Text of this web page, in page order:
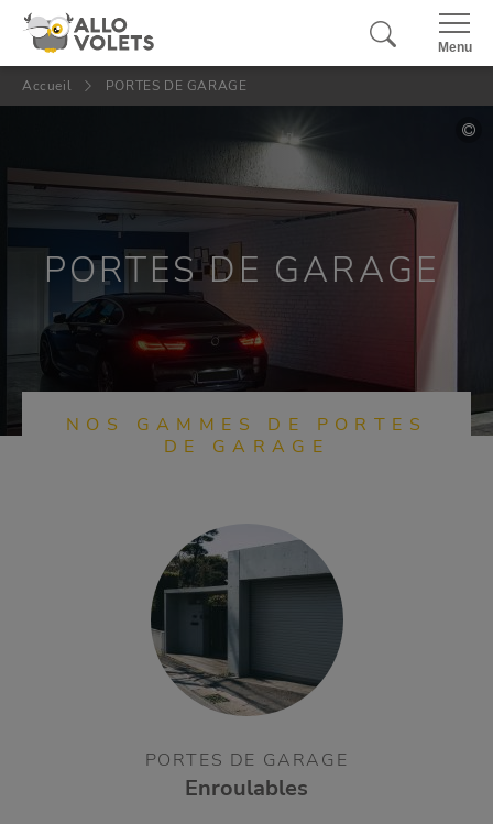
Menu
Fermer
Accueil PORTES DE GARAGE
PORTES DE GARAGE
NOS GAMMES DE PORTES
DE GARAGE
PORTES DE GARAGE
Enroulables
Panneau de gestion des cookies